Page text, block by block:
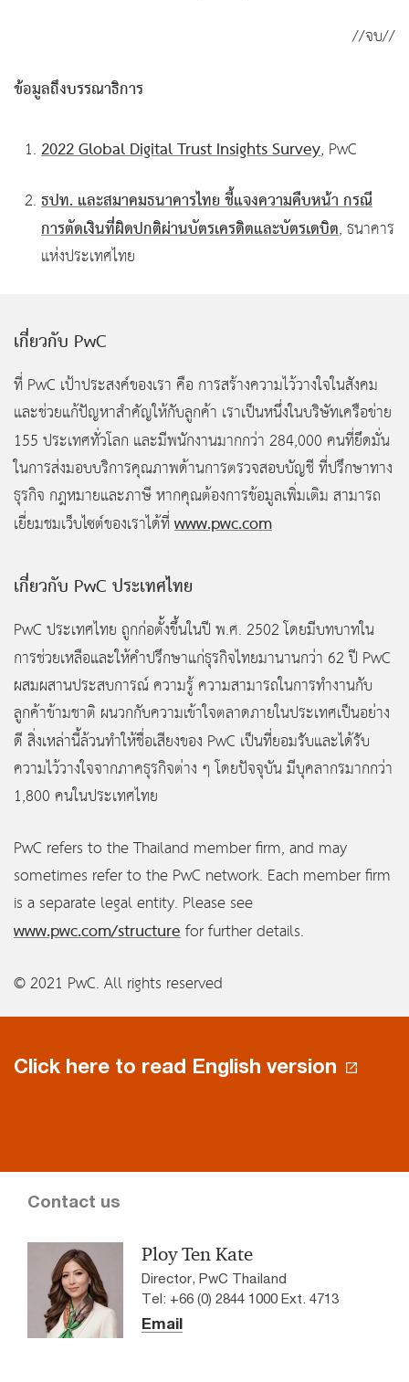
//จบ//
ข้อมูลถึงบรรณาธิการ
2022 Global Digital Trust Insights Survey, PwC
ธปท. และสมาคมธนาคารไทย ชี้แจงความคืบหน้า กรณี
การตัดเงินที่ผิดปกติผ่านบัตรเครดิตและบัตรเดบิต, ธนาคาร
แห่งประเทศไทย
เกี่ยวกับ PwC
ที่ PwC เป้าประสงค์ของเรา คือ การสร้างความไว้วางใจในสังคม
และช่วยแก้ปัญหาสำคัญให้กับลูกค้า เราเป็นหนึ่งในบริษัทเครือข่าย
155ประเทศทั่วโลก และมีพนักงานมากกว่า 284,000คนที่ยึดมั่น
ในการส่งมอบบริการคุณภาพด้านการตรวจสอบบัญชี ที่ปรึกษาทาง
ธุรกิจ กฎหมายและภาษี หากคุณต้องการข้อมูลเพิ่มเติม สามารถ
เยี่ยมชมเว็บไซต์ของเราได้ที่www.pwc.com
เกี่ยวกับ PwCประเทศไทย
PwC ประเทศไทย ถูกก่อตั้งขึ้นในปี พ.ศ. 2502 โดยมีบทบาทใน
การช่วยเหลือและให้คำปรึกษาแก่ธุรกิจไทยมานานกว่า 62 ปี PwC
ผสมผสานประสบการณ์ ความรู้ ความสามารถในการทำงานกับ
ลูกค้าข้ามชาติ ผนวกกับความเข้าใจตลาดภายในประเทศเป็นอย่าง
ดี สิ่งเหล่านี้ล้วนทำให้ชื่อเสียงของ PwC เป็นที่ยอมรับและได้รับ
ความไว้วางใจจากภาคธุรกิจต่าง ๆ โดยปัจจุบัน มีบุคลากรมากกว่า
1,800 คนในประเทศไทย
PwC refers to the Thailand member firm, and may
sometimes refer to the PwC network. Each member firm
is a separate legal entity. Please see
www.pwc.com/structurefor further details.
© 2021 PwC. All rights reserved
Click here to read English version
Contact us
Ploy Ten Kate
Director, PwC Thailand
Tel: +66 (0) 2844 1000 Ext. 4713
Email